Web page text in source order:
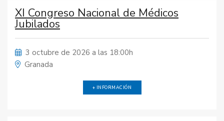
XI Congreso Nacional de Médicos
Jubilados
3 octubre de 2026 a las 18:00h
Granada
+ INFORMACIÓN